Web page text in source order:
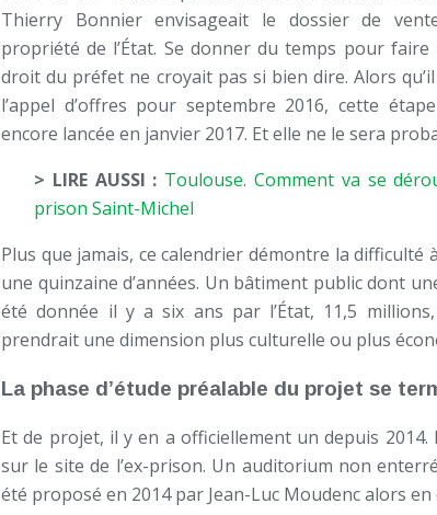
Thierry Bonnier envisageait le dossier de
propriété de l’État. Se donner du temps pour
droit du préfet ne croyait pas si bien dire. Alors
l’appel d’offres pour septembre 2016, cette
encore lancée en janvier 2017. Et elle ne le sera
> LIRE AUSSI : Toulouse. Comment va se
prison Saint-Michel
Plus que jamais, ce calendrier démontre la difficulté
une quinzaine d’années. Un bâtiment public dont
été donnée il y a six ans par l’État, 11,5
prendrait une dimension plus culturelle ou plus
La phase d’étude préalable du projet se
Et de projet, il y en a officiellement un depuis
sur le site de l’ex-prison. Un auditorium non
été proposé en 2014 par Jean-Luc Moudenc alors en